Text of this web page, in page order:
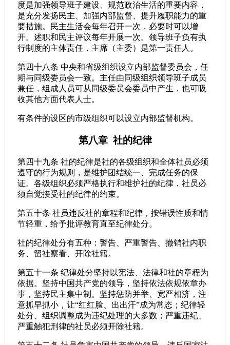
度是加强领导班子建设、规范政治生活的重要内容，
是充分发扬民主、加强内部监督、提升履职能力的重
要措施。民主生活会每年召开一次，必要时可以增
开。述职和民主评议每年开展一次。领导班子负有执
行制度的主体责任，主席（主委）是第一责任人。
第四十八条 中央和省级组织设立内部监督委员会，任
期与同级委员会一致。主任由同级组织领导班子成员
兼任，组成人员可从同级委员会委员中产生，也可吸
收其他方面代表人士。
有条件的设区的市级组织可以设立内部监督机构。
第八章 社的纪律
第四十九条 社的纪律是社的各级组织和全体社员必须
遵守的行为规则，是维护团结统一、完成任务的保
证。各级组织必须严格执行和维护社的纪律，社员必
须自觉接受社的纪律的约束。
第五十条 社员违反社的章程和纪律，按错误性质和情
节轻重，给予批评教育直至纪律处分。
社的纪律处分有五种：警告、严重警告、撤销社内职
务、留社察看、开除社籍。
第五十一条 纪律处分坚持以宪法、法律和社的章程为
依据。坚持中国共产党的领导，坚持依法依规依章办
事，坚持民主集中制。坚持惩防并举、宽严相济，注
意抓早抓小，让“红红脸、出出汗”成为常态；纪律轻
处分、组织调整成为违纪处理的大多数；严重违纪、
严重触犯刑律的社员必须开除社籍。